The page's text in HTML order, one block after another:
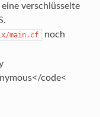
verschlüsselte
main.cf
noch
code<